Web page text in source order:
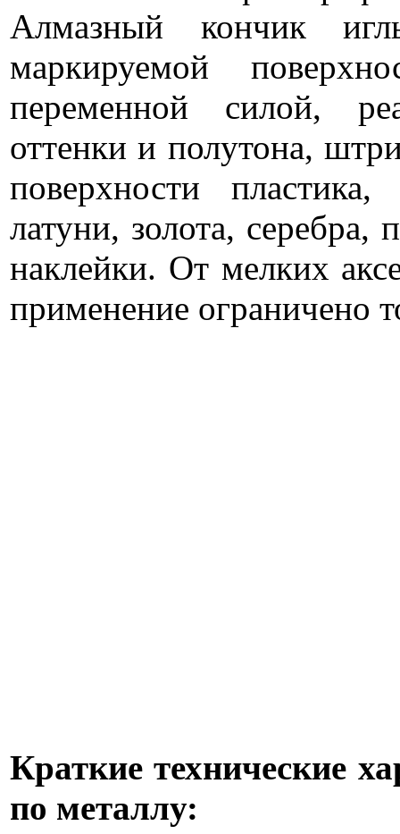
Алмазный кончик
маркируемой
переменной силой,
оттенки и полутона,
поверхности
латуни, золота,
наклейки. От мелких
применение ограничено
Краткие технические
по металлу: